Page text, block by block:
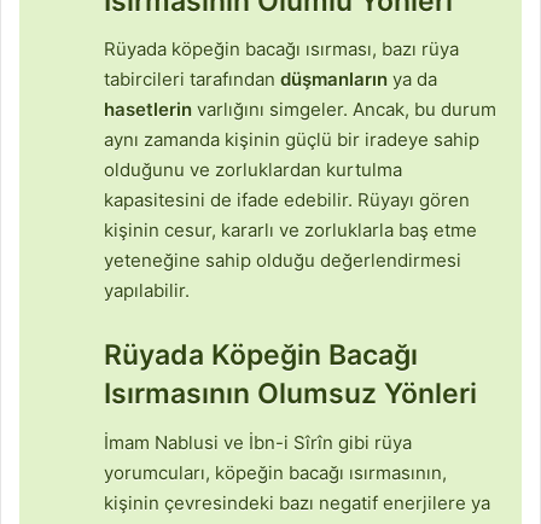
Rüyada köpeğin bacağı ısırması, bazı rüya
tabircileri tarafından düşmanların ya da
hasetlerin varlığını simgeler. Ancak, bu durum
aynı zamanda kişinin güçlü bir iradeye sahip
olduğunu ve zorluklardan kurtulma
kapasitesini de ifade edebilir. Rüyayı gören
kişinin cesur, kararlı ve zorluklarla baş etme
yeteneğine sahip olduğu değerlendirmesi
yapılabilir.
Rüyada Köpeğin Bacağı
Isırmasının Olumsuz Yönleri
İmam Nablusi ve İbn-i Sîrîn gibi rüya
yorumcuları, köpeğin bacağı ısırmasının,
kişinin çevresindeki bazı negatif enerjilere ya